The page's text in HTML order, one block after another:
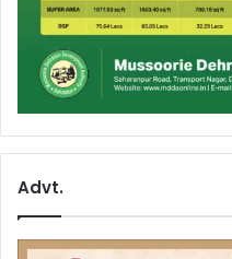
Advt.